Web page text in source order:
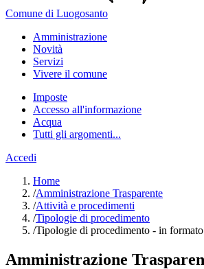
Comune di Luogosanto
Amministrazione
Novità
Servizi
Vivere il comune
Imposte
Accesso all'informazione
Acqua
Tutti gli argomenti...
Accedi
Home
/Amministrazione Trasparente
/Attività e procedimenti
/Tipologie di procedimento
/Tipologie di procedimento - in
Amministrazione